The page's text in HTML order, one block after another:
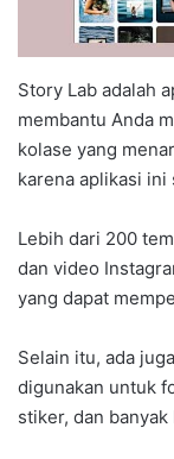
Story Lab adalah
membantu Anda
kolase yang
karena aplikasi ini
Lebih dari 200
dan video
yang dapat
Selain itu, ada
digunakan untuk
stiker, dan